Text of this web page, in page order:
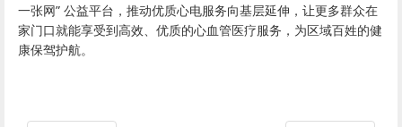
一张网” 公益平台，推动优质心电服务向基层延伸，让更多群众在
家门口就能享受到高效、优质的心血管医疗服务，为区域百姓的健
康保驾护航。